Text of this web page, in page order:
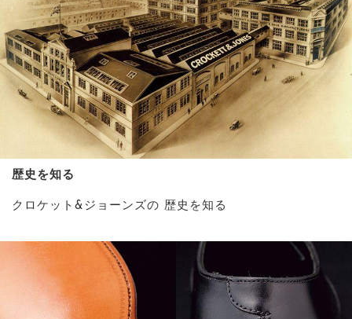
歴史を知る
クロケット&ジョーンズの 歴史を知る